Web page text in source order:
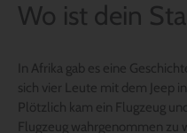
Wo ist dein
In Afrika gab es eine
sich vier Leute mit dem Jeep
Plötzlich kam ein Flugzeug
Flugzeug wahrgenommen zu